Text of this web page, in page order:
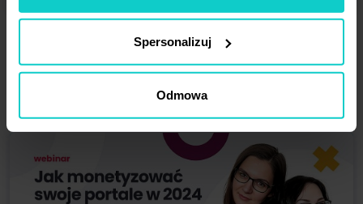
Spersonalizuj
Odmowa
W SEO nie wróżymy z fusów - rola analityki
w pracy SEO-wca